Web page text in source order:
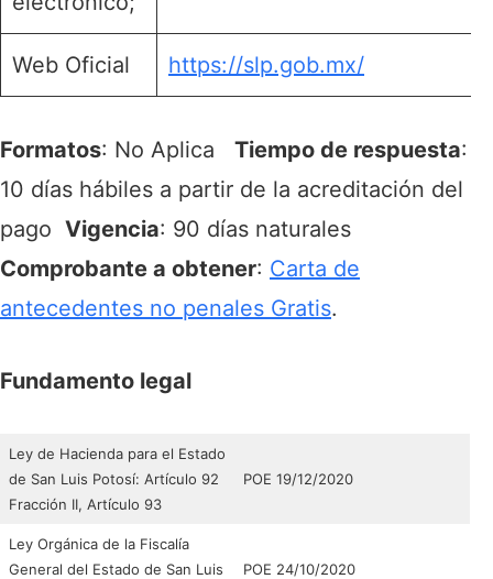
Web Oficial https://slp.gob.mx/
Formatos: No Aplica Tiempo de respuesta:
10 días hábiles a partir de la acreditación del
pago Vigencia: 90 días naturales
Comprobante a obtener: Carta de
antecedentes no penales Gratis.
Fundamento legal
Ley de Hacienda para el Estado
de San Luis Potosí: Artículo 92
Fracción II, Artículo 93
POE 19/12/2020
Ley Orgánica de la Fiscalía
General del Estado de San Luis
POE 24/10/2020